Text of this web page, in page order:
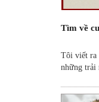
Tìm về
Tôi viết ra
những trải